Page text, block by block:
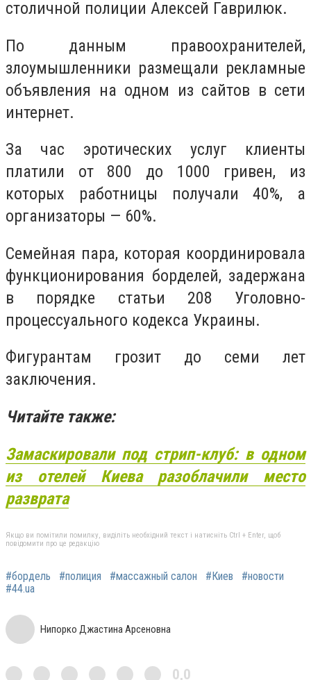
столичной полиции Алексей Гаврилюк.
По данным правоохранителей,
злоумышленники размещали рекламные
объявления на одном из сайтов в сети
интернет.
За час эротических услуг клиенты
платили от 800 до 1000 гривен, из
которых работницы получали 40%, а
организаторы — 60%.
Семейная пара, которая координировала
функционирования борделей, задержана
в порядке статьи 208 Уголовно-
процессуального кодекса Украины.
Фигурантам грозит до семи лет
заключения.
Читайте также:
Замаскировали под стрип-клуб: в одном
из отелей Киева разоблачили место
разврата
Якщо ви помітили помилку, виділіть необхідний текст і натисніть Ctrl + Enter, щоб
повідомити про це редакцію
#бордель #полиция #массажный салон #Киев
#новости
#44.ua
Нипорко Джастина Арсеновна
0,0